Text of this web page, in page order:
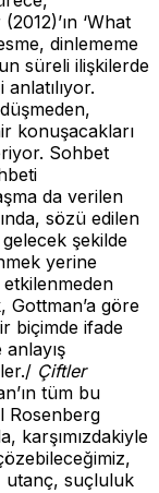
‘What
dinlememe
süreli ilişkilerde
konuşacakları
Sohbet
da verilen
sözü edilen
şekilde
yerine
Gottman’a göre
biçimde ifade
Çiftler
tüm bu
Rosenberg
karşımızdakiyle
utanç, suçluluk